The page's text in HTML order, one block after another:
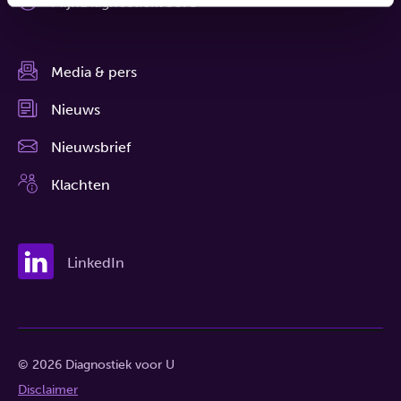
Media & pers
Nieuws
Nieuwsbrief
Klachten
LinkedIn
© 2026 Diagnostiek voor U
Disclaimer